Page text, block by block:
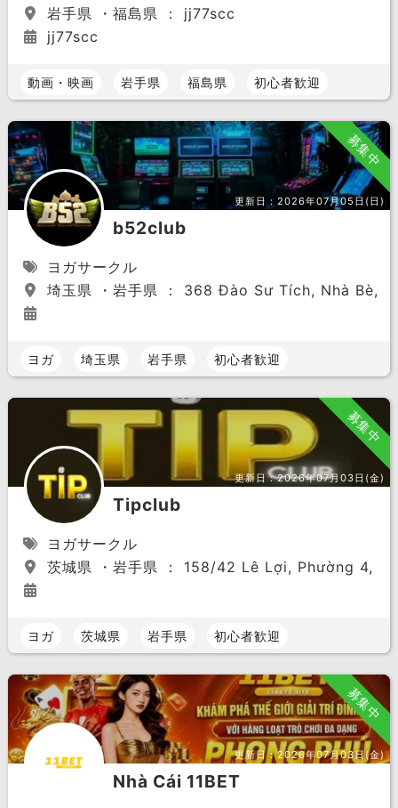
岩手県 ・福島県 ： jj77scc
jj77scc
動画・映画 岩手県 福島県 初心者歓迎
募集中
更新日：2026年07月05日(日)
b52club
ヨガサークル
埼玉県 ・岩手県 ： 368 Đào Sư Tích, Nhà Bè,
ヨガ 埼玉県 岩手県 初心者歓迎
募集中
更新日：2026年07月03日(金)
Tipclub
ヨガサークル
茨城県 ・岩手県 ： 158/42 Lê Lợi, Phường 4,
ヨガ 茨城県 岩手県 初心者歓迎
募集中
更新日：2026年07月03日(金)
Nhà Cái 11BET